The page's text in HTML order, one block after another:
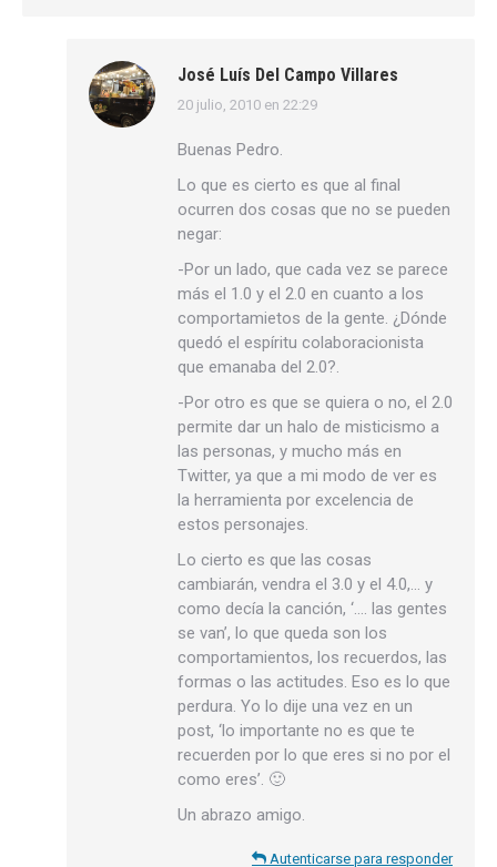
José Luís Del Campo Villares
dice:
20 julio, 2010 en 22:29
Buenas Pedro.
Lo que es cierto es que al final
ocurren dos cosas que no se pueden
negar:
-Por un lado, que cada vez se parece
más el 1.0 y el 2.0 en cuanto a los
comportamietos de la gente. ¿Dónde
quedó el espíritu colaboracionista
que emanaba del 2.0?.
-Por otro es que se quiera o no, el 2.0
permite dar un halo de misticismo a
las personas, y mucho más en
Twitter, ya que a mi modo de ver es
la herramienta por excelencia de
estos personajes.
Lo cierto es que las cosas
cambiarán, vendra el 3.0 y el 4.0,… y
como decía la canción, ‘…. las gentes
se van’, lo que queda son los
comportamientos, los recuerdos, las
formas o las actitudes. Eso es lo que
perdura. Yo lo dije una vez en un
post, ‘lo importante no es que te
recuerden por lo que eres si no por el
como eres’. 🙂
Un abrazo amigo.
Autenticarse para responder